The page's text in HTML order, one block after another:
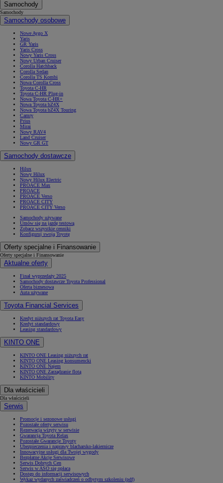
Samochody
Samochody
Samochody osobowe
Nowe Aygo X
Yaris
GR Yaris
Yaris Cross
Nowy Yaris Cross
Nowy Urban Cruiser
Corolla Hatchback
Corolla Sedan
Corolla TS Kombi
Nowa Corolla Cross
Toyota C-HR
Toyota C-HR Plug-in
Nowa Toyota C-HR+
Nowa Toyota bZ4X
Nowa Toyota bZ4X Touring
Camry
Prius
Mirai
Nowy RAV4
Land Cruiser
Nowy GR GT
Samochody dostawcze
Hilux
Nowy Hilux
Nowy Hilux Electric
PROACE Max
PROACE
PROACE Verso
PROACE CITY
PROACE CITY Verso
Samochody używane
Umów się na jazdę testową
Zobacz wszystkie cenniki
Konfiguruj swoją Toyotę
Oferty specjalne i Finansowanie
Oferty specjalne i Finansowanie
Aktualne oferty
Finał wyprzedaży 2025
Samochody dostawcze Toyota Professional
Oferta biznesowa
Auta używane
Toyota Financial Services
Kredyt niższych rat Toyota Easy
Kredyt standardowy
Leasing standardowy
KINTO ONE
KINTO ONE Leasing niższych rat
KINTO ONE Leasing konsumencki
KINTO ONE Najem
KINTO ONE Zarządzanie flotą
KINTO Mobility
Dla właścicieli
Dla właścicieli
Serwis
Promocje i sezonowe usługi
Pozostałe oferty serwisu
Rezerwacja wizyty w serwisie
Gwarancja Toyota Relax
Pozostałe Gwarancje Toyoty
Ubezpieczenia i naprawy blacharsko-lakiernicze
Innowacyjne usługi dla Twojej wygody
Bezpłatne Akcje Serwisowe
Serwis Dobrych Cen
Serwis w ASO się opłaca
Dostęp do informacji serwisowych
Wykaz wydanych zaświadczeń o odbytym szkoleniu (pdf)